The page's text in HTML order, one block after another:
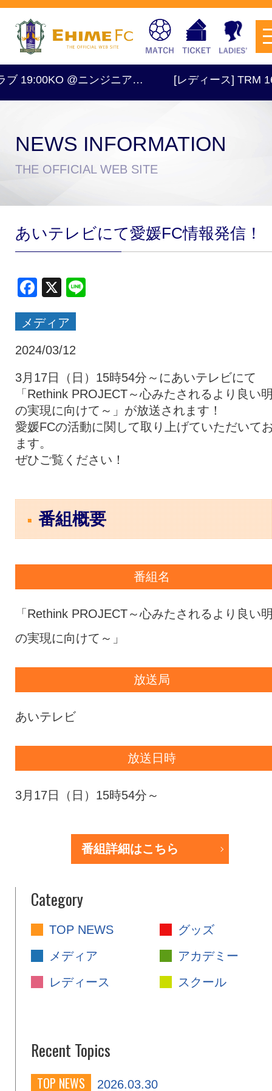
クラブ・会社情報
ファンクラブ 試合を観戦
チケットを購入
トップチーム アカデミー
特設ページ
@ニンジニア… [レディース] TRM
NEWS INFORMATION
THE OFFICIAL WEB SITE
あいテレビにて愛媛FC情報発信！
Facebook
X
メディア
2024/03/12
3月17日（日）15時54分～にあいテレビにて
「Rethink PROJECT～心みたされるより良い
の実現に向けて～」が放送されます！
愛媛FCの活動に関して取り上げていただいて
ます。
ぜひご覧ください！
番組概要
番組名
「Rethink PROJECT～心みたされるより良い
の実現に向けて～」
放送局
あいテレビ
放送日時
3月17日（日）15時54分～
番組詳細はこちら
Category
TOP NEWS
グッズ
メディア
アカデミー
レディース
スクール
Recent Topics
TOP NEWS 2026.03.30